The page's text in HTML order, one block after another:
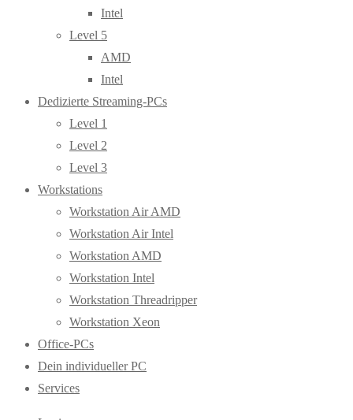
Intel
Level 5
AMD
Intel
Dedizierte Streaming-PCs
Level 1
Level 2
Level 3
Workstations
Workstation Air AMD
Workstation Air Intel
Workstation AMD
Workstation Intel
Workstation Threadripper
Workstation Xeon
Office-PCs
Dein individueller PC
Services